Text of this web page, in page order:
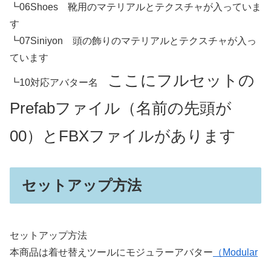
┗06Shoes 靴用のマテリアルとテクスチャが入っていま
す
┗07Siniyon 頭の飾りのマテリアルとテクスチャが入っ
ています
┗10対応アバター名
ここにフルセットの
Prefabファイル（名前の先頭が
00）とFBXファイルがあります
セットアップ方法
セットアップ方法
本商品は着せ替えツールにモジュラーアバター （Modular